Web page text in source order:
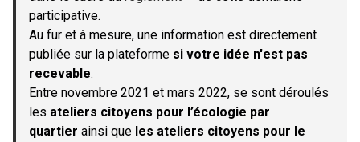
participative.
Au fur et à mesure, une information est directement
publiée sur la plateforme si votre idée n'est pas
recevable.
Entre novembre 2021 et mars 2022, se sont déroulés
les ateliers citoyens pour l’écologie par
quartier ainsi que les ateliers citoyens pour le